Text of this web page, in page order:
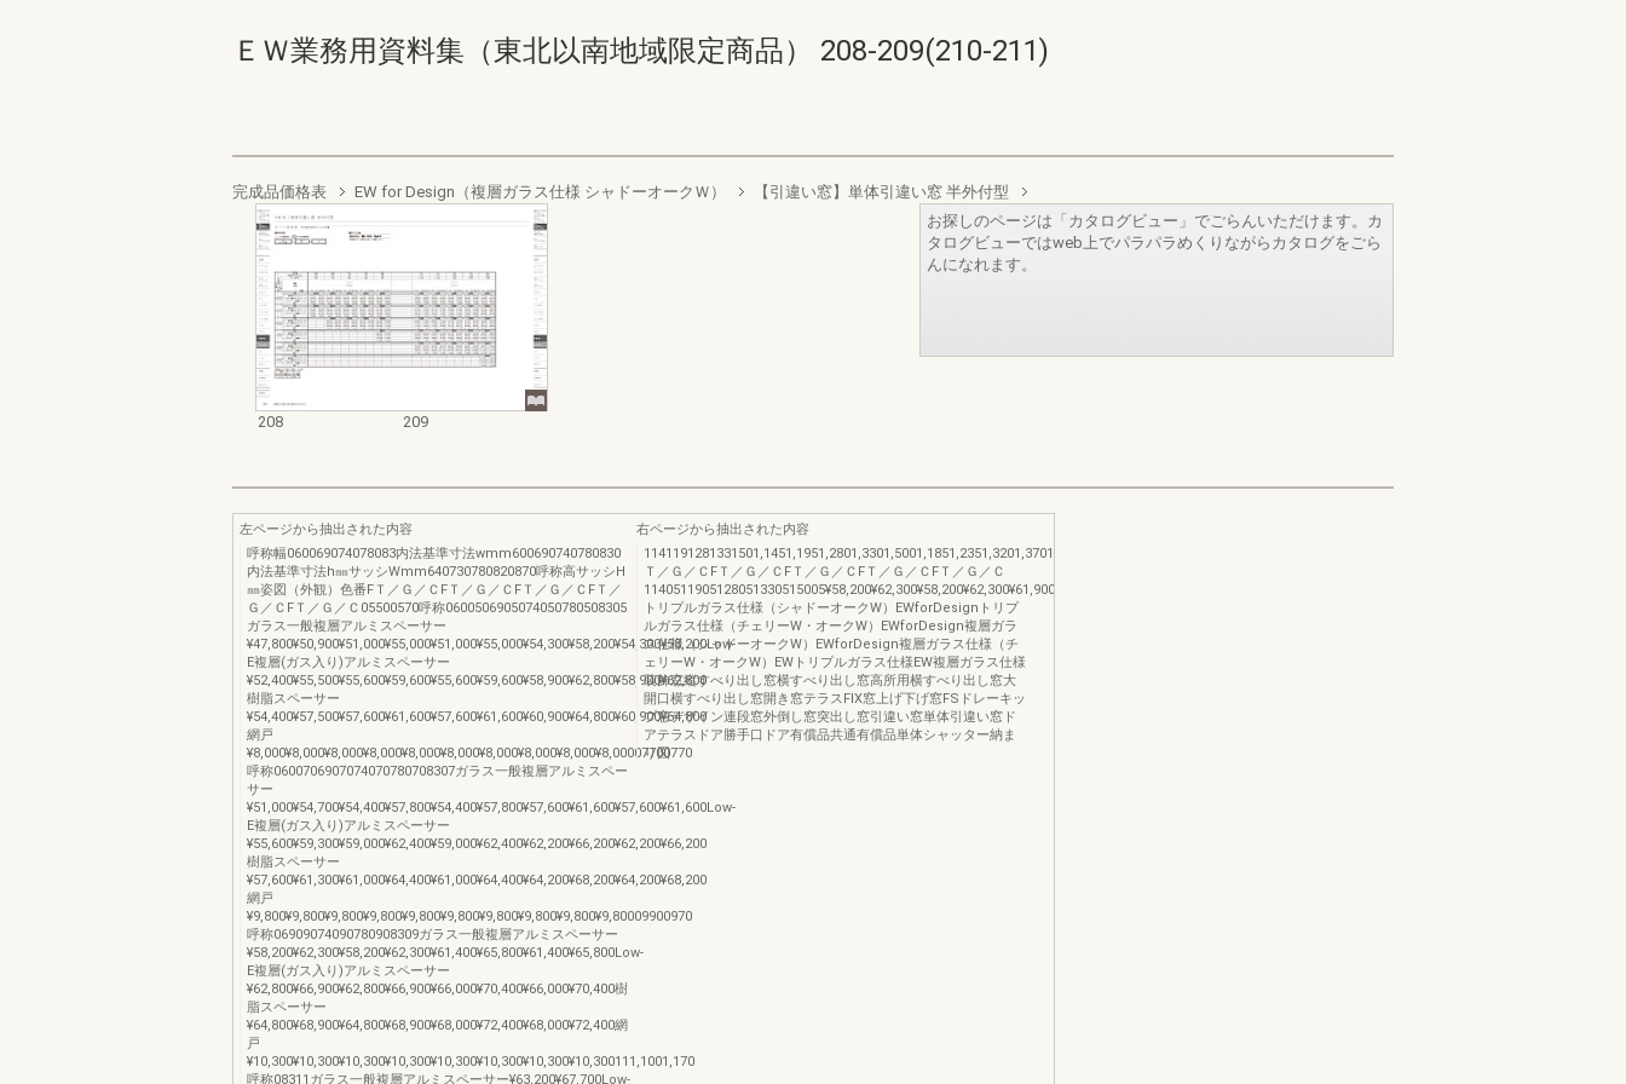
ＥＷ業務用資料集（東北以南地域限定商品） 208-209(210-211)
完成品価格表 EW for Design（複層ガラス仕様 シャドーオークＷ） 【引違い窓】単体引違い窓 半外付型
208 209
お探しのページは「カタログビュー」でごらんいただけます。カ
タログビューではweb上でパラパラめくりながらカタログをごら
んになれます。
左ページから抽出された内容
呼称幅060069074078083内法基準寸法wmm600690740780830
内法基準寸法h㎜サッシWmm640730780820870呼称高サッシH
㎜姿図（外観）色番FＴ／Ｇ／ＣFＴ／Ｇ／ＣFＴ／Ｇ／ＣFＴ／
Ｇ／ＣFＴ／Ｇ／Ｃ05500570呼称0600506905074050780508305
ガラス一般複層アルミスペーサー
¥47,800¥50,900¥51,000¥55,000¥51,000¥55,000¥54,300¥58,200¥54,300¥58,200Low-
E複層(ガス入り)アルミスペーサー
¥52,400¥55,500¥55,600¥59,600¥55,600¥59,600¥58,900¥62,800¥58,900¥62,800
樹脂スペーサー
¥54,400¥57,500¥57,600¥61,600¥57,600¥61,600¥60,900¥64,800¥60,900¥64,800
網戸
¥8,000¥8,000¥8,000¥8,000¥8,000¥8,000¥8,000¥8,000¥8,000¥8,00007700770
呼称0600706907074070780708307ガラス一般複層アルミスペー
サー
¥51,000¥54,700¥54,400¥57,800¥54,400¥57,800¥57,600¥61,600¥57,600¥61,600Low-
E複層(ガス入り)アルミスペーサー
¥55,600¥59,300¥59,000¥62,400¥59,000¥62,400¥62,200¥66,200¥62,200¥66,200
樹脂スペーサー
¥57,600¥61,300¥61,000¥64,400¥61,000¥64,400¥64,200¥68,200¥64,200¥68,200
網戸
¥9,800¥9,800¥9,800¥9,800¥9,800¥9,800¥9,800¥9,800¥9,800¥9,80009900970
呼称06909074090780908309ガラス一般複層アルミスペーサー
¥58,200¥62,300¥58,200¥62,300¥61,400¥65,800¥61,400¥65,800Low-
E複層(ガス入り)アルミスペーサー
¥62,800¥66,900¥62,800¥66,900¥66,000¥70,400¥66,000¥70,400樹
脂スペーサー
¥64,800¥68,900¥64,800¥68,900¥68,000¥72,400¥68,000¥72,400網
戸
¥10,300¥10,300¥10,300¥10,300¥10,300¥10,300¥10,300¥10,300111,1001,170
呼称08311ガラス一般複層アルミスペーサー¥63,200¥67,700Low-
右ページから抽出された内容
1141191281331501,1451,1951,2801,3301,5001,1851,2351,3201,3701,540F
Ｔ／Ｇ／ＣFＴ／Ｇ／ＣFＴ／Ｇ／ＣFＴ／Ｇ／ＣFＴ／Ｇ／Ｃ
トリプルガラス仕様（シャドーオークW）EWforDesignトリプ
ルガラス仕様（チェリーW・オークW）EWforDesign複層ガラ
ス仕様（シャドーオークW）EWforDesign複層ガラス仕様（チ
ェリーW・オークW）EWトリプルガラス仕様EW複層ガラス仕様
装飾窓縦すべり出し窓横すべり出し窓高所用横すべり出し窓大
開口横すべり出し窓開き窓テラスFIX窓上げ下げ窓FSドレーキッ
プ窓デザイン連段窓外倒し窓突出し窓引違い窓単体引違い窓ド
アテラスドア勝手口ドア有償品共通有償品単体シャッター納ま
り図